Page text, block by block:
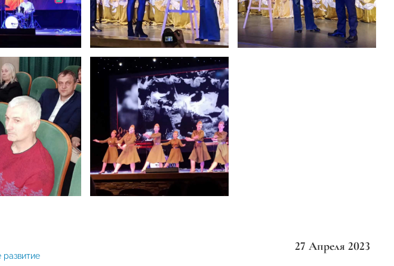
27 Апреля 2023
развитие